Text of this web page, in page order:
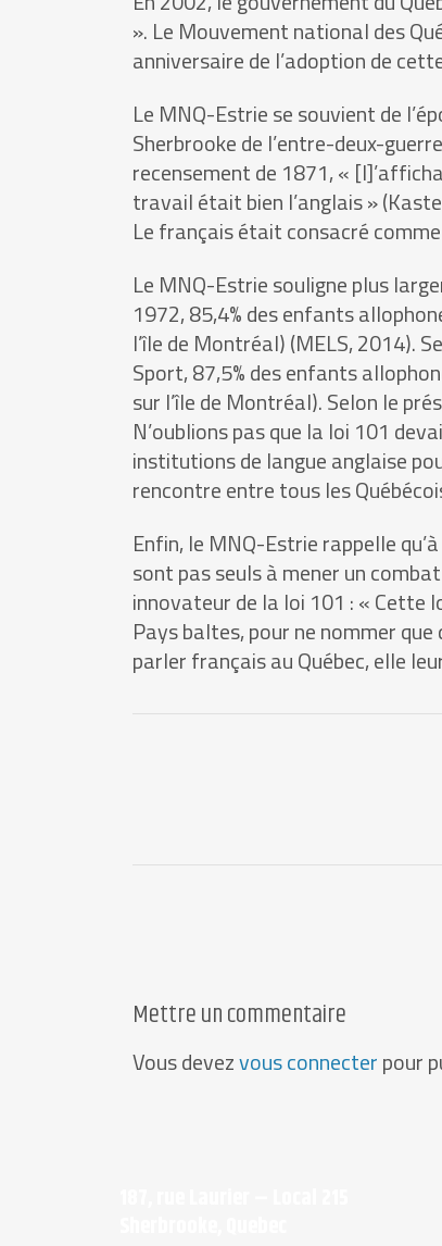
». Le Mouvement national des
anniversaire de l’adoption de
Le MNQ-Estrie se souvient de
Sherbrooke de l’entre-deux-
recensement de 1871, «
travail était bien l’anglais »
Le français était consacré
Le MNQ-Estrie souligne plus
1972, 85,4% des enfants
l’île de Montréal) (MELS, 2014).
Sport, 87,5% des enfants
sur l’île de Montréal). Selon le
N’oublions pas que la loi 101
institutions de langue anglaise
rencontre entre tous les
Enfin, le MNQ-Estrie rappelle
sont pas seuls à mener un
innovateur de la loi 101 : « Cette
Pays baltes, pour ne nommer
parler français au Québec, elle
Mettre un commentaire
Vous devezvous connecterpour